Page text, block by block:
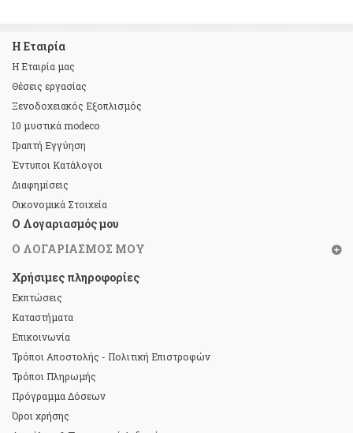
Η Εταιρία
Η Εταιρία μας
Θέσεις εργασίας
Ξενοδοχειακός Εξοπλισμός
10 μυστικά modeco
Γραπτή Εγγύηση
Έντυποι Κατάλογοι
Διαφημίσεις
Οικονομικά Στοιχεία
Ο Λογαριασμός μου
Ο ΛΟΓΑΡΙΑΣΜΌΣ ΜΟΥ
Χρήσιμες πληροφορίες
Εκπτώσεις
Καταστήματα
Επικοινωνία
Τρόποι Αποστολής - Πολιτική Επιστροφών
Τρόποι Πληρωμής
Πρόγραμμα Δόσεων
Όροι χρήσης